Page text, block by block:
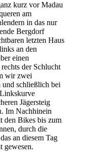
kurz vor Madau
am
in das nur
Bergdorf
letzten Haus
an den
einen
der Schlucht
wir zwei
schließlich bei
Jägersteig
Im Nachhinein
den Bikes bis zum
durch die
an diesem Tag
gewesen.